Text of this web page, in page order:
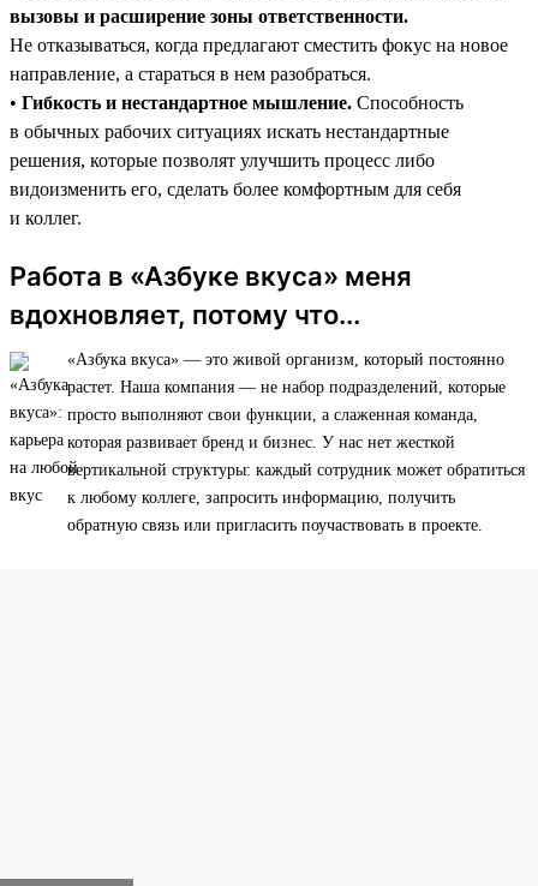
вызовы и расширение зоны ответственности.
Не отказываться, когда предлагают сместить фокус на новое
направление, а стараться в нем разобраться.
• Гибкость и нестандартное мышление. Способность
в обычных рабочих ситуациях искать нестандартные
решения, которые позволят улучшить процесс либо
видоизменить его, сделать более комфортным для себя
и коллег.
Работа в «Азбуке вкуса» меня
вдохновляет, потому что...
«Азбука вкуса» — это живой организм, который постоянно
растет. Наша компания — не набор подразделений, которые
просто выполняют свои функции, а слаженная команда,
которая развивает бренд и бизнес. У нас нет жесткой
вертикальной структуры: каждый сотрудник может обратиться
к любому коллеге, запросить информацию, получить
обратную связь или пригласить поучаствовать в проекте.